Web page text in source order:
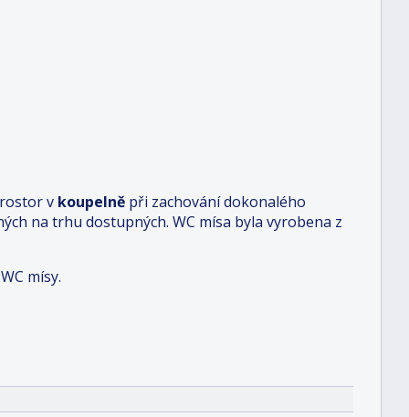
v koupelně při zachování dokonalého
na trhu dostupných. WC mísa byla vyrobena z
mísy.